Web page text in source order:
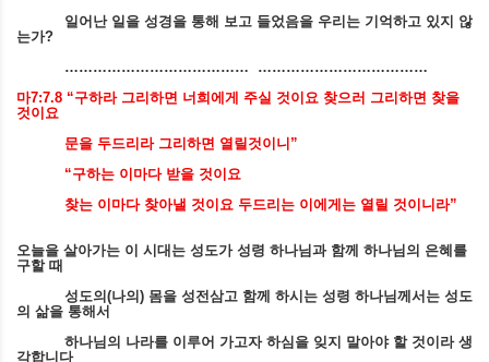
일어난 일을 성경을 통해 보고 들었음을 우리는 기억하고 있지 않
는가?
………………………………… ………………………………
마7:7.8 “구하라 그리하면 너희에게 주실 것이요 찾으러 그리하면 찾을
것이요
문을 두드리라 그리하면 열릴것이니”
“구하는 이마다 받을 것이요
찾는 이마다 찾아낼 것이요 두드리는 이에게는 열릴 것이니라”
오늘을 살아가는 이 시대는 성도가 성령 하나님과 함께 하나님의 은혜를
구할 때
성도의(나의) 몸을 성전삼고 함께 하시는 성령 하나님께서는 성도
의 삶을 통해서
하나님의 나라를 이루어 가고자 하심을 잊지 말아야 할 것이라 생
각합니다